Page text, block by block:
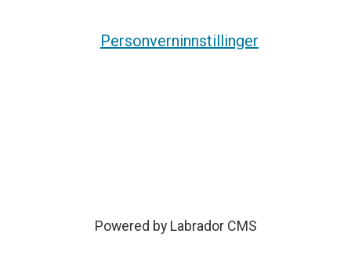
Personverninnstillinger
Powered by Labrador CMS